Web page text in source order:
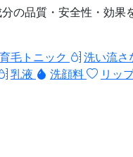
の品質・安全性・効果
育毛トニック 洗い流さ
乳液 洗顔料 リッ